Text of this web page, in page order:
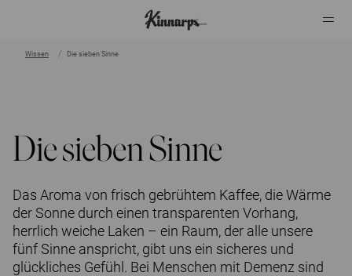
Wissen Die sieben Sinne
Die sieben Sinne
Das Aroma von frisch gebrühtem Kaffee, die Wärme
der Sonne durch einen transparenten Vorhang,
herrlich weiche Laken – ein Raum, der alle unsere
fünf Sinne anspricht, gibt uns ein sicheres und
glückliches Gefühl. Bei Menschen mit Demenz sind